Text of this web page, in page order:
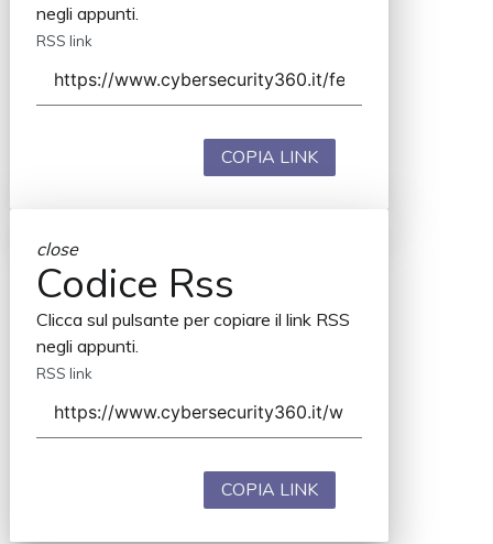
negli appunti.
RSS link
COPIA LINK
close
Codice Rss
Clicca sul pulsante per copiare il link RSS
negli appunti.
RSS link
COPIA LINK